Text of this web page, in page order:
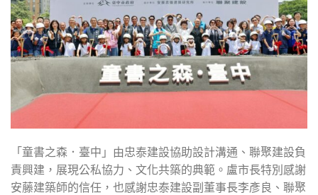
「童書之森．臺中」由忠泰建設協助設計溝通、聯聚建設負
責興建，展現公私協力、文化共築的典範。盧市長特別感謝
安藤建築師的信任，也感謝忠泰建設副董事長李彥良、聯聚